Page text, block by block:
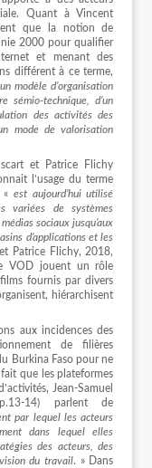
Quant à Vincent
que la notion de
2000 pour qualifier
et menant des
différent à ce terme,
un modèle d’organisation
sémio-technique, d’un
des activités des
mode de valorisation
et Patrice Flichy
l’usage du terme
« est aujourd’hui utilisé
variées de systèmes
sociaux jusqu’aux
d’applications et les
Patrice Flichy, 2018,
VOD jouent un rôle
fournis par divers
hiérarchisent
aux incidences des
de filières
Burkina Faso pour ne
que les plateformes
Jean-Samuel
14) parlent de
par lequel les acteurs
dans lequel elles
des acteurs, des
du travail. » Dans